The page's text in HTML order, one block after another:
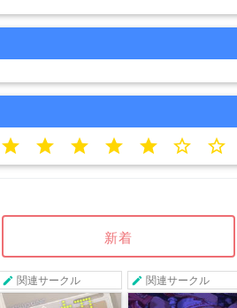
star star star star star star_border star_border
新着
関連サークル 関連サークル